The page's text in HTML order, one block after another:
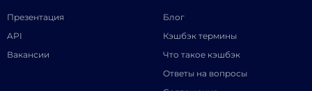
Презентация
API
Вакансии
Блог
Кэшбэк термины
Что такое кэшбэк
Ответы на вопросы